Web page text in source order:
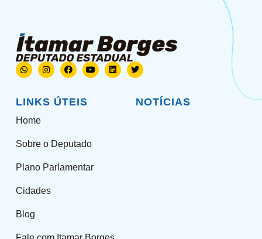
LINKS ÚTEIS
Home
Sobre o Deputado
Plano Parlamentar
Cidades
Blog
NOTÍCIAS